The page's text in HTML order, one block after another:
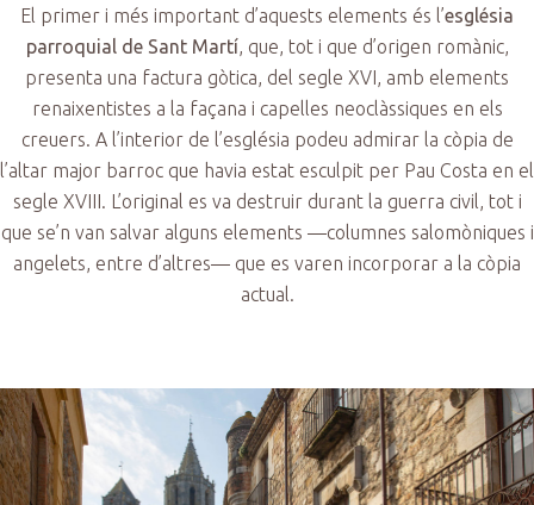
El primer i més important d’aquests elements és l’església
parroquial de Sant Martí, que, tot i que d’origen romànic,
presenta una factura gòtica, del segle XVI, amb elements
renaixentistes a la façana i capelles neoclàssiques en els
creuers. A l’interior de l’església podeu admirar la còpia de
l’altar major barroc que havia estat esculpit per Pau Costa en el
segle XVIII. L’original es va destruir durant la guerra civil, tot i
que se’n van salvar alguns elements —columnes salomòniques i
angelets, entre d’altres— que es varen incorporar a la còpia
actual.